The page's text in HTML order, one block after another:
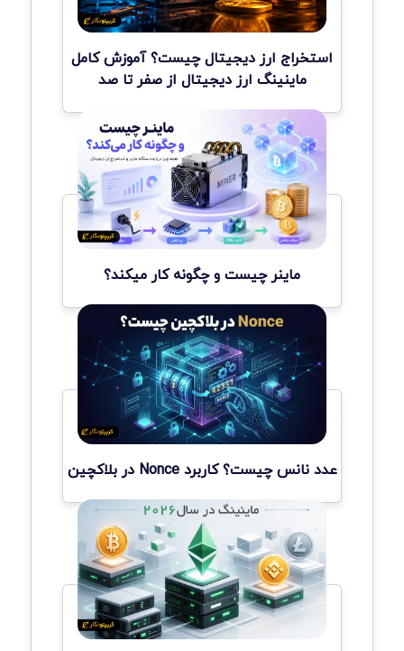
استخراج ارز دیجیتال چیست؟ آموزش کامل
ماینینگ ارز دیجیتال از صفر تا صد
ماینر چیست و چگونه کار میکند؟
عدد نانس چیست؟ کاربرد Nonce در بلاکچین